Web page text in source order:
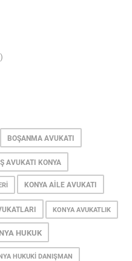
BOŞANMA AVUKATI
AVUKATI KONYA
KONYA AILE AVUKATI
KONYA AVUKATLIK
HUKUK
HUKUKI DANIŞMAN